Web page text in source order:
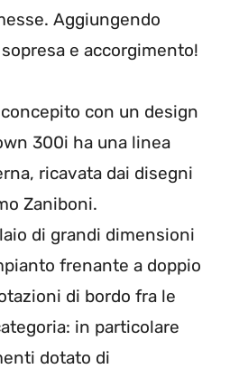
Aggiungendo
e accorgimento!
con un design
300i ha una linea
ricavata dai disegni
Zaniboni.
di grandi dimensioni
frenante a doppio
di bordo fra le
in particolare
dotato di